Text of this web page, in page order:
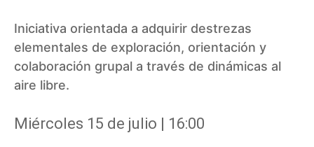
Iniciativa orientada a adquirir destrezas
elementales de exploración, orientación y
colaboración grupal a través de dinámicas al
aire libre.
Miércoles 15 de julio | 16:00